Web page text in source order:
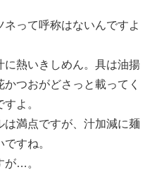
って呼称はないんですよ
に熱いきしめん。具は油揚
つおがどさっと載ってく
よ。
は満点ですが、汁加減に麺
すね。
が…。